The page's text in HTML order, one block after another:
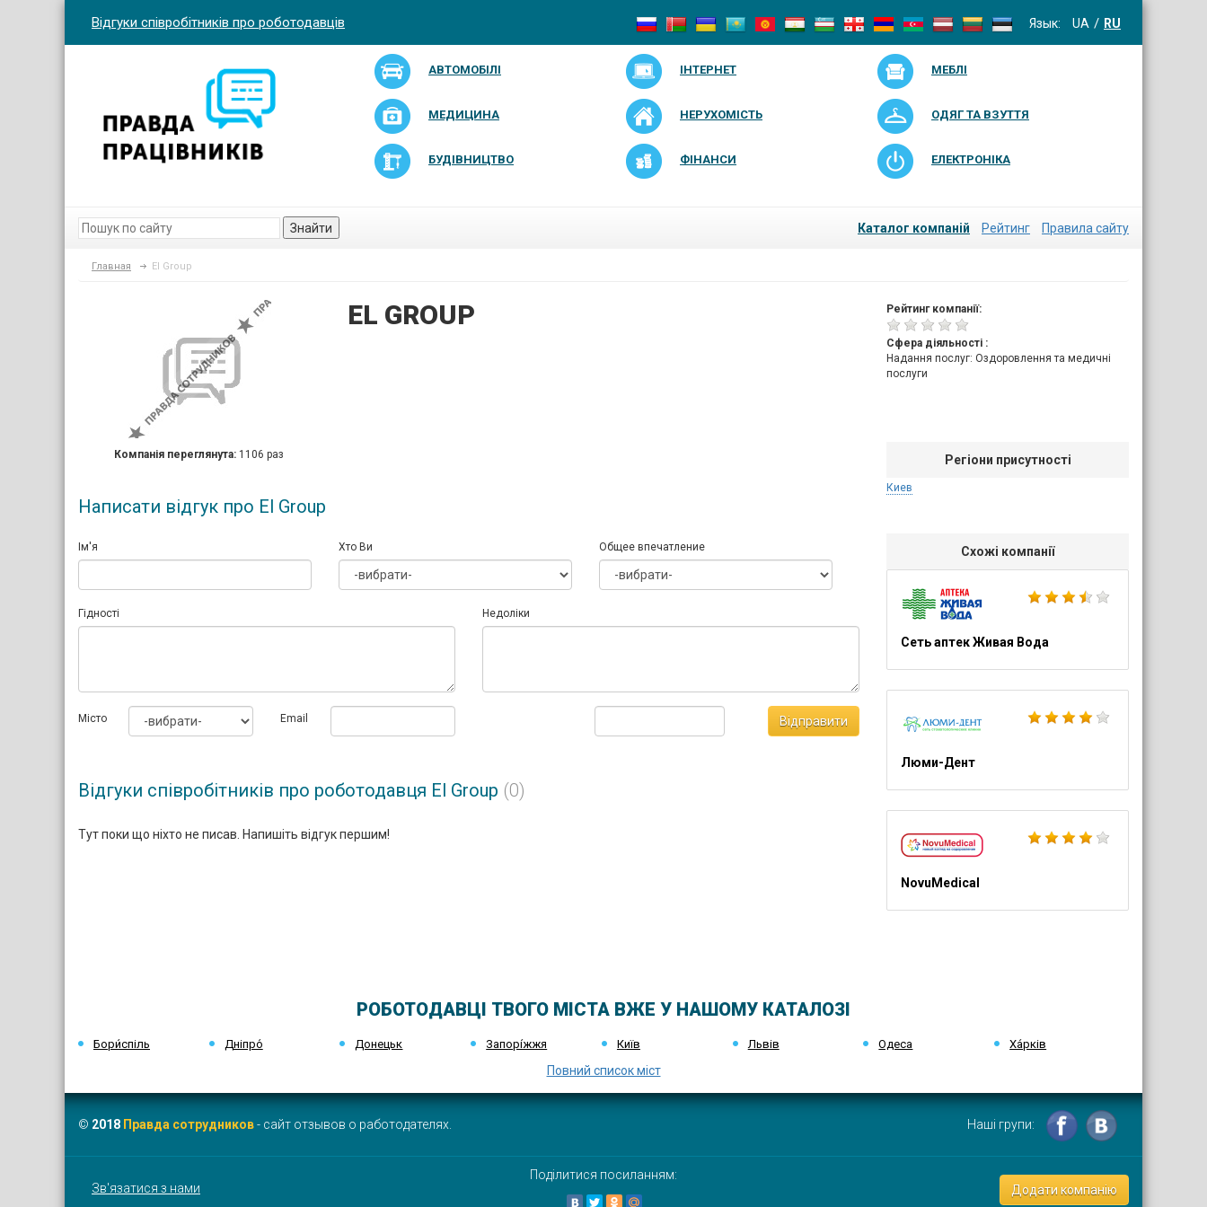
Відгуки співробітників про роботодавців Язык: UA RU
АВТОМОБІЛІ ІНТЕРНЕТ МЕБЛІ
МЕДИЦИНА НЕРУХОМІСТЬ ОДЯГ ТА ВЗУТТЯ
БУДІВНИЦТВО ФІНАНСИ ЕЛЕКТРОНІКА
Знайти Каталог компаній Рейтинг Правила сайту
Главная El Group
Рейтинг компанії:
Сфера діяльності :
Надання послуг: Оздоровлення та медичні
послуги
Регіони присутності
Киев
Схожі компанії
Сеть аптек Живая Вода
Люми-Дент
NovuMedical
Компанія переглянута: 1106 раз
EL GROUP
Написати відгук про El Group
Ім'я Хто Ви Общее впечатление
Гідності Недоліки
Мiсто Email Відправити
Відгуки співробітників про роботодавця El Group (0)
Тут поки що ніхто не писав. Напишіть відгук першим!
РОБОТОДАВЦІ ТВОГО МІСТА ВЖЕ У НАШОМУ КАТАЛОЗІ
Бори́спіль Дніпро́ Донецьк Запорі́жжя Київ Львів Одеса Ха́рків
Повний список міст
© 2018 Правда сотрудников- сайт отзывов о работодателях. Наші групи:
Зв'язатися з нами
Поділитися посиланням:
Додати компанію